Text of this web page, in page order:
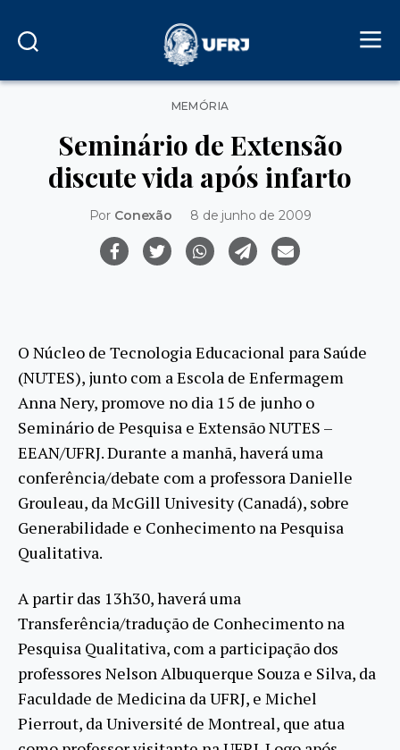
Categorias
MEMÓRIA
Seminário de Extensão
discute vida após infarto
Por Conexão 8 de junho de 2009
O Núcleo de Tecnologia Educacional para Saúde
(NUTES), junto com a Escola de Enfermagem
Anna Nery, promove no dia 15 de junho o
Seminário de Pesquisa e Extensão NUTES –
EEAN/UFRJ. Durante a manhã, haverá uma
conferência/debate com a professora Danielle
Grouleau, da McGill Univesity (Canadá), sobre
Generabilidade e Conhecimento na Pesquisa
Qualitativa.
A partir das 13h30, haverá uma
Transferência/tradução de Conhecimento na
Pesquisa Qualitativa, com a participação dos
professores Nelson Albuquerque Souza e Silva, da
Faculdade de Medicina da UFRJ, e Michel
Pierrout, da Université de Montreal, que atua